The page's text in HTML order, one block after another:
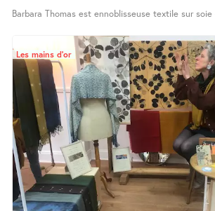
Barbara Thomas est ennoblisseuse textile sur soie
Les mains d’or